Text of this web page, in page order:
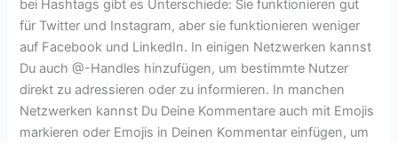
bei Hashtags gibt es Unterschiede: Sie funktionieren gut
für Twitter und Instagram, aber sie funktionieren weniger
auf Facebook und LinkedIn. In einigen Netzwerken kannst
Du auch @-Handles hinzufügen, um bestimmte Nutzer
direkt zu adressieren oder zu informieren. In manchen
Netzwerken kannst Du Deine Kommentare auch mit Emojis
markieren oder Emojis in Deinen Kommentar einfügen, um